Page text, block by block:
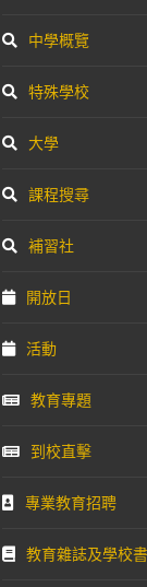
中學概覽
特殊學校
大學
課程搜尋
補習社
開放日
活動
教育專題
到校直擊
專業教育招聘
教育雜誌及學校